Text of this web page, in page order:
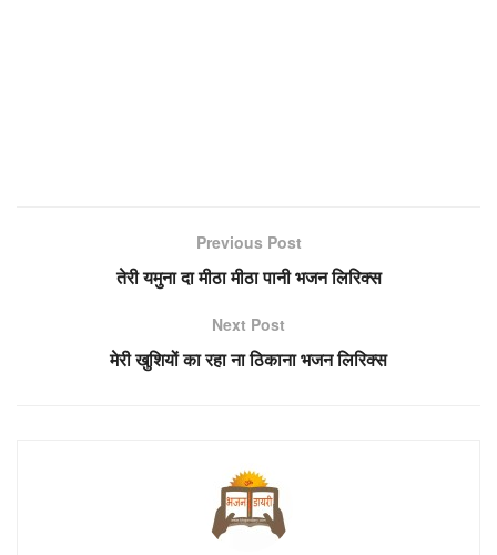
Previous Post
तेरी यमुना दा मीठा मीठा पानी भजन लिरिक्स
Next Post
मेरी खुशियों का रहा ना ठिकाना भजन लिरिक्स